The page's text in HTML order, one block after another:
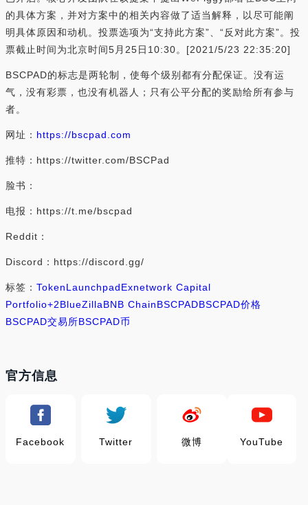
的具体方案，并对方案中的相关内容做了适当解释，以尽可能阐
明具体原因和动机。投票选项为“支持此方案”、“反对此方案”。投
票截止时间为北京时间5月25日10:30。[2021/5/23 22:35:20]
BSCPAD的标志是两轮制，使每个级别都有分配保证。没有运
气，没有彩票，也没有机器人；只有公平分配的奖励给所有参与
者。
网址： https://bscpad.com
推特：https://twitter.com/BSCPad
脸书：
电报：https://t.me/bscpad
Reddit：
Discord：https://discord.gg/
标签： TokenLaunchpadExnetwork Capital
Portfolio+2BlueZillaBNB ChainBSCPADBSCPAD价格
BSCPAD交易所BSCPAD币
官方信息
Facebook Twitter 微博 YouTube